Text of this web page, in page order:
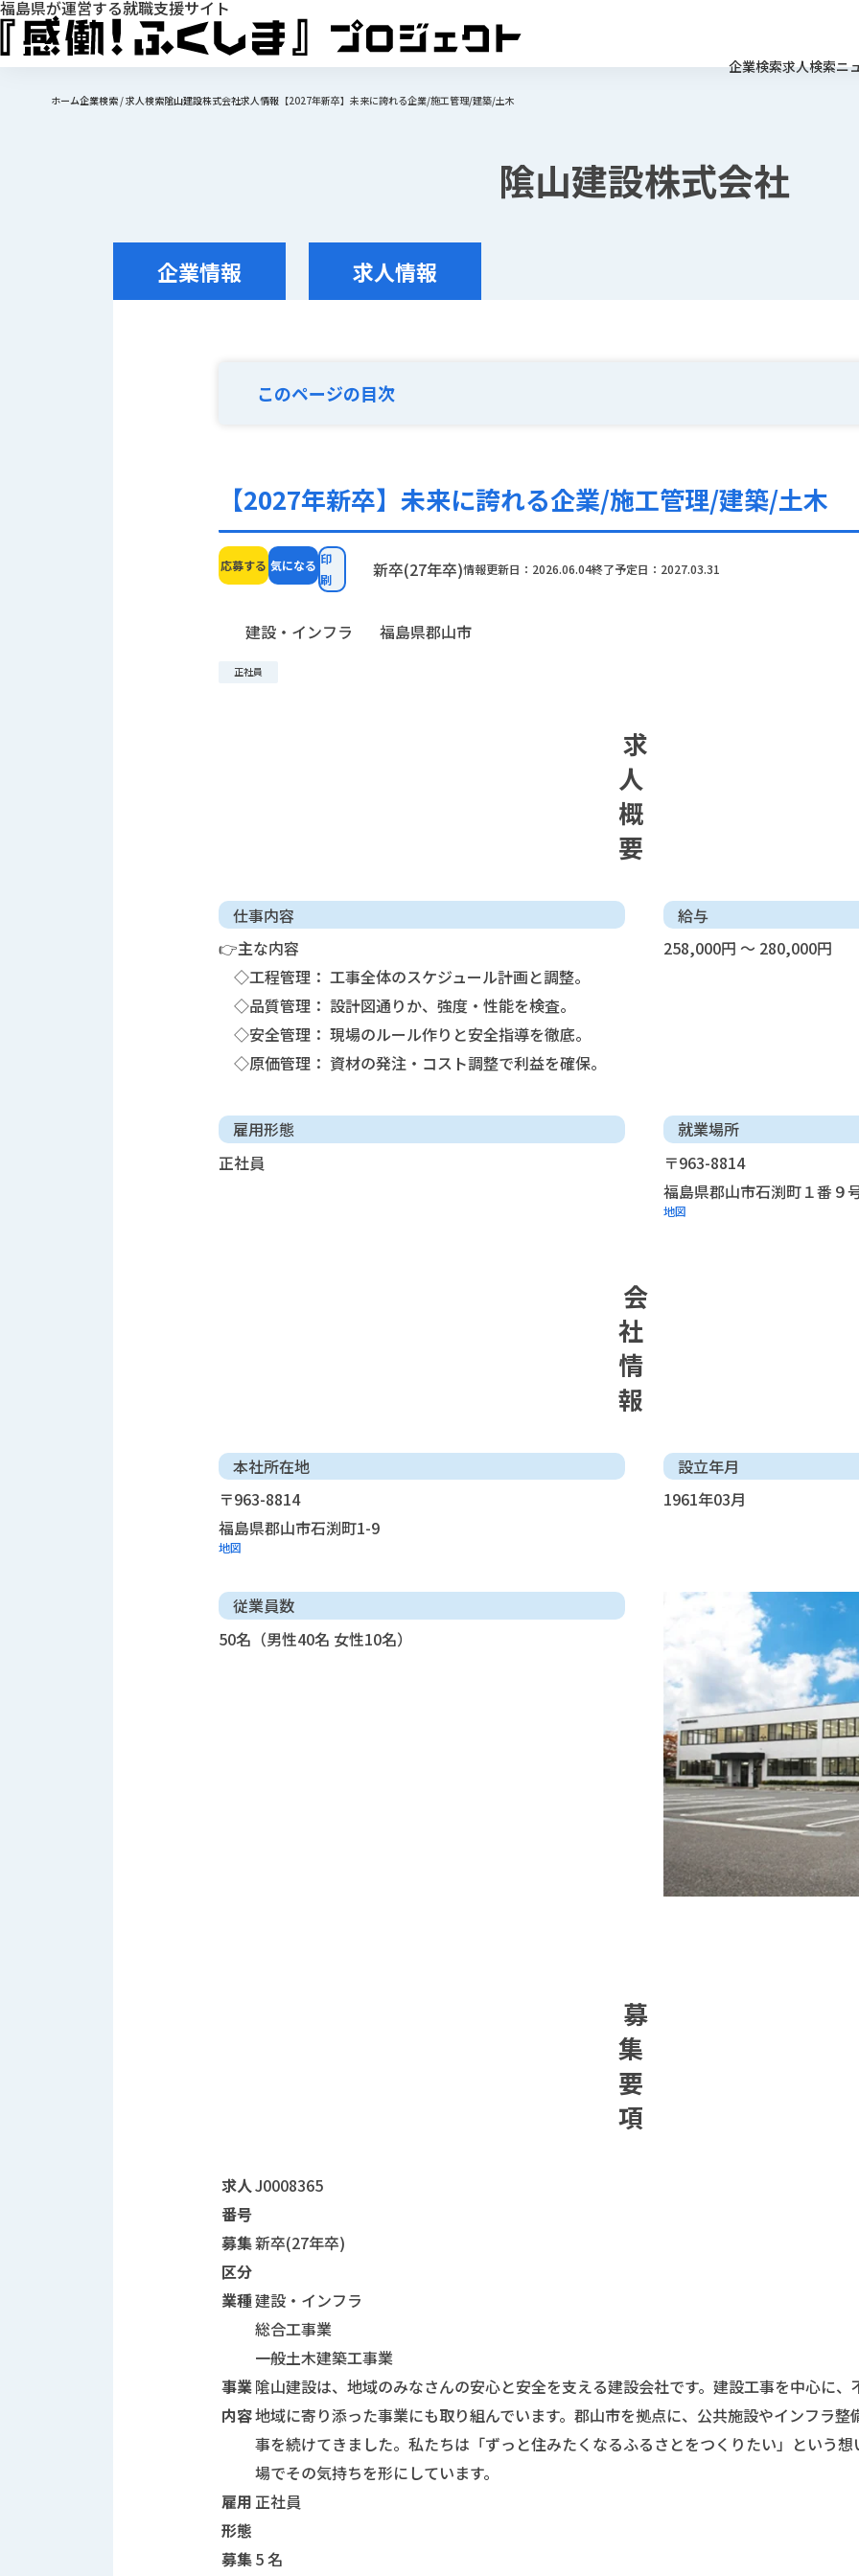
福島県が運営する就職支援サイト
企業検索求人検索ニ
ホーム企業検索 /求人検索隂山建設株式会社求人情報 【2027年新卒】未来に誇れる企業/施工管理/建築/土木
隂山建設株式会社
企業情報 求人情報
このページの目次
【2027年新卒】未来に誇れる企業/施工管理/建築/土木
応募する 気になる 印
刷
新卒(27年卒)情報更新日： 2026.06.04終了予定日：2027.03.31
建設・インフラ 福島県郡山市
正社員
求
人
概
要
仕事内容
👉主な内容
◇工程管理： 工事全体のスケジュール計画と調整。
◇品質管理： 設計図通りか、強度・性能を検査。
◇安全管理： 現場のルール作りと安全指導を徹底。
◇原価管理： 資材の発注・コスト調整で利益を確保。
給与
258,000円 ～ 280,000円
雇用形態
正社員
就業場所
〒963-8814
福島県郡山市石渕町１番９
地図
会
社
情
報
本社所在地
〒963-8814
福島県郡山市石渕町1-9
地図
設立年月
1961年03月
従業員数
50名（男性40名 女性10名）
募
集
要
項
募集要項などに関する情報欄
求人
番号
J0008365
募集
区分
新卒(27年卒)
業種建設・インフラ
総合工事業
一般土木建築工事業
事業
内容
隂山建設は、地域のみなさんの安心と安全を支える建設会社です。建設工事を中心に
地域に寄り添った事業にも取り組んでいます。郡山市を拠点に、公共施設やインフラ
事を続けてきました。私たちは「ずっと住みたくなるふるさとをつくりたい」という
場でその気持ちを形にしています。
雇用
形態
正社員
募集5 名